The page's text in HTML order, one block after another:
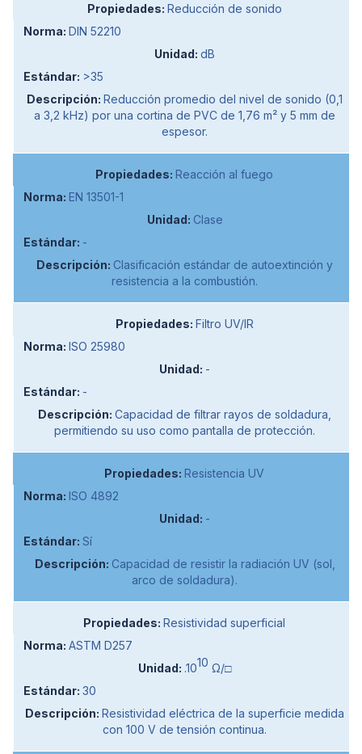
Reducción de sonido
DIN 52210
dB
>35
Reducción promedio del nivel de sonido (0,1
a 3,2 kHz) por una cortina de PVC de 1,76 m² y 5 mm de
espesor.
Reacción al fuego
EN 13501-1
Clase
-
Clasificación estándar de autoextinción y
resistencia a la combustión.
Filtro UV/IR
ISO 25980
-
-
Capacidad de filtrar rayos de soldadura,
permitiendo su uso como pantalla de protección.
Resistencia UV
ISO 4892
-
Sí
Capacidad de resistir la radiación UV (sol,
arco de soldadura).
Resistividad superficial
ASTM D257
.1010 Ω/□
30
Resistividad eléctrica de la superficie medida
con 100 V de tensión continua.